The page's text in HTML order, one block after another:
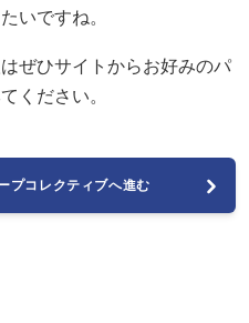
いですね。
ぜひサイトからお好みのパ
ください。
プコレクティブへ進む